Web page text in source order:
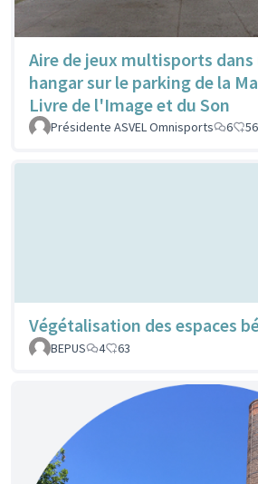
Aire de jeux multisports dans
hangar sur le parking de la
Livre de l'Image et du Son
Présidente ASVEL Omnisports 6 56
Végétalisation des espaces
BEPUS
4 63